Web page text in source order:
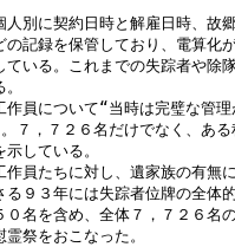
別に契約日時と解雇日時、故
記録を保管しており、電算化
いる。これまでの失踪者や除
員について“当時は完璧な管理
７，７２６名だけでなく、ある
している。
員たちに対し、遺家族の有無
９３年には失踪者位牌の全体
名を含め、全体７，７２６名
祭をおこなった。